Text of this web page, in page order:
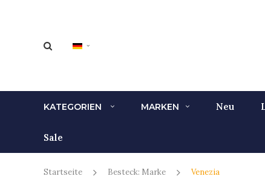
KATEGORIEN MARKEN Neu
Sale
Startseite Besteck: Marke Venezia